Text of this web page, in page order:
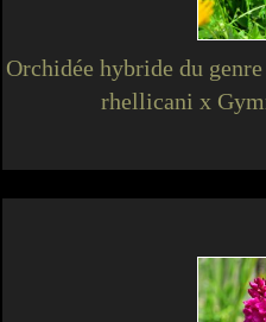
Orchidée hybride du
rhellicani x